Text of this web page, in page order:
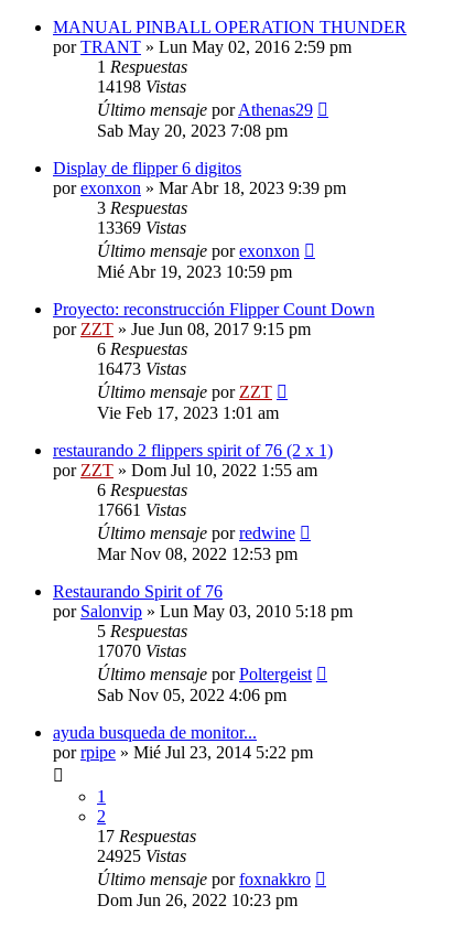
MANUAL PINBALL OPERATION THUNDER
porTRANT » Lun May 02, 2016 2:59 pm
1 Respuestas
14198 Vistas
Último mensaje porAthenas29
Sab May 20, 2023 7:08 pm
Display de flipper 6 digitos
porexonxon » Mar Abr 18, 2023 9:39 pm
3 Respuestas
13369 Vistas
Último mensaje porexonxon
Mié Abr 19, 2023 10:59 pm
Proyecto: reconstrucción Flipper Count Down
por ZZT » Jue Jun 08, 2017 9:15 pm
6 Respuestas
16473 Vistas
Último mensaje por ZZT
Vie Feb 17, 2023 1:01 am
restaurando 2 flippers spirit of 76 (2 x 1)
por ZZT » Dom Jul 10, 2022 1:55 am
6 Respuestas
17661 Vistas
Último mensaje porredwine
Mar Nov 08, 2022 12:53 pm
Restaurando Spirit of 76
por Salonvip » Lun May 03, 2010 5:18 pm
5 Respuestas
17070 Vistas
Último mensaje porPoltergeist
Sab Nov 05, 2022 4:06 pm
ayuda busqueda de monitor...
porrpipe » Mié Jul 23, 2014 5:22 pm
1
2
17 Respuestas
24925 Vistas
Último mensaje porfoxnakkro
Dom Jun 26, 2022 10:23 pm